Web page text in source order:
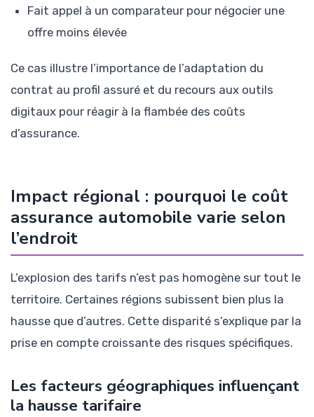
Fait appel à un comparateur pour négocier une
offre moins élevée
Ce cas illustre l’importance de l’adaptation du
contrat au profil assuré et du recours aux outils
digitaux pour réagir à la flambée des coûts
d’assurance.
Impact régional : pourquoi le coût
assurance automobile varie selon
l’endroit
L’explosion des tarifs n’est pas homogène sur tout le
territoire. Certaines régions subissent bien plus la
hausse que d’autres. Cette disparité s’explique par la
prise en compte croissante des risques spécifiques.
Les facteurs géographiques influençant
la hausse tarifaire